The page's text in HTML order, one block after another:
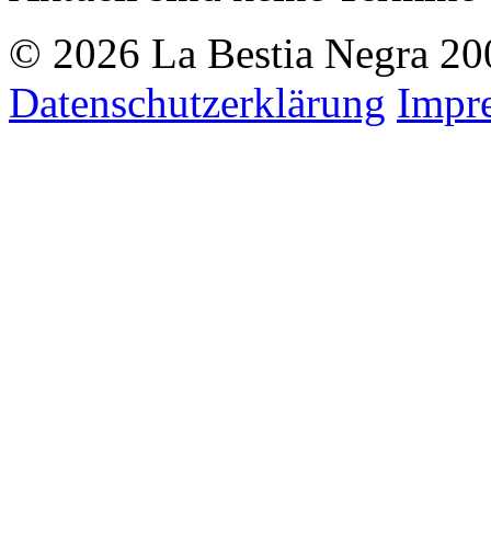
© 2026 La Bestia Negra
Datenschutzerklärung